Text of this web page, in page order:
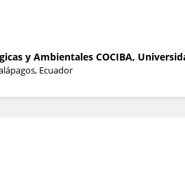
y Ambientales COCIBA,
Ecuador